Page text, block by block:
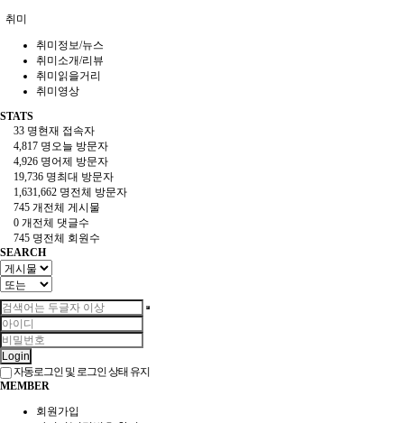
취미
취미정보/뉴스
취미소개/리뷰
취미읽을거리
취미영상
STATS
33 명현재 접속자
4,817 명오늘 방문자
4,926 명어제 방문자
19,736 명최대 방문자
1,631,662 명전체 방문자
745 개 전체 게시물
0 개 전체 댓글수
745 명전체 회원수
SEARCH
Login
자동로그인 및 로그인 상태 유지
MEMBER
회원가입